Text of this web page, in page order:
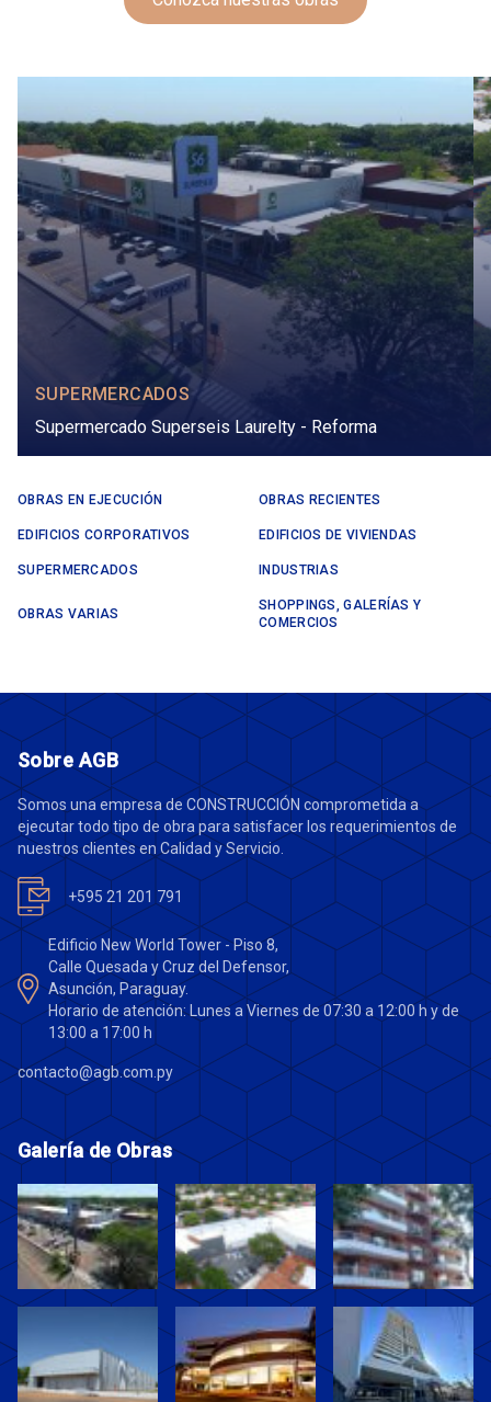
SUPERMERCADOS
Supermercado Superseis Laurelty - Reforma
OBRAS EN EJECUCIÓN OBRAS RECIENTES
EDIFICIOS CORPORATIVOS EDIFICIOS DE VIVIENDAS
SUPERMERCADOS INDUSTRIAS
OBRAS VARIAS
SHOPPINGS, GALERÍAS Y
COMERCIOS
Sobre AGB
Somos una empresa de CONSTRUCCIÓN comprometida a
ejecutar todo tipo de obra para satisfacer los requerimientos de
nuestros clientes en Calidad y Servicio.
+595 21 201 791
Edificio New World Tower - Piso 8,
Calle Quesada y Cruz del Defensor,
Asunción, Paraguay.
Horario de atención: Lunes a Viernes de 07:30 a 12:00 h y de
13:00 a 17:00 h
contacto@agb.com.py
Galería de Obras